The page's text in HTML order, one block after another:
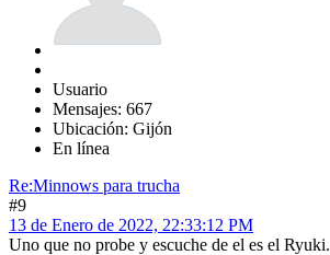
Usuario
Mensajes: 667
Ubicación: Gijón
En línea
Re:Minnows para trucha
#9
13 de Enero de 2022, 22:33:12 PM
Uno que no probe y escuche de el es el Ryuki.